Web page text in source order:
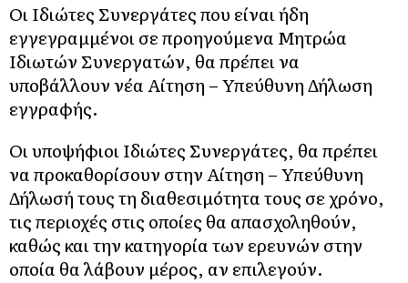
Οι Ιδιώτες Συνεργάτες που είναι ήδη
εγγεγραμμένοι σε προηγούμενα Μητρώα
Ιδιωτών Συνεργατών, θα πρέπει να
υποβάλλουν νέα Αίτηση – Υπεύθυνη Δήλωση
εγγραφής.
Οι υποψήφιοι Ιδιώτες Συνεργάτες, θα πρέπει
να προκαθορίσουν στην Αίτηση – Υπεύθυνη
Δήλωσή τους τη διαθεσιμότητα τους σε χρόνο,
τις περιοχές στις οποίες θα απασχοληθούν,
καθώς και την κατηγορία των ερευνών στην
οποία θα λάβουν μέρος, αν επιλεγούν.